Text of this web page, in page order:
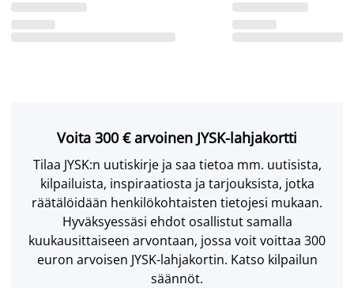
Voita 300 € arvoinen JYSK-lahjakortti
Tilaa JYSK:n uutiskirje ja saa tietoa mm. uutisista,
kilpailuista, inspiraatiosta ja tarjouksista, jotka
räätälöidään henkilökohtaisten tietojesi mukaan.
Hyväksyessäsi ehdot osallistut samalla
kuukausittaiseen arvontaan, jossa voit voittaa 300
euron arvoisen JYSK-lahjakortin. Katso kilpailun
säännöt.